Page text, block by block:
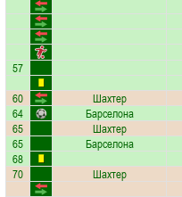
57
60 Шахтер
64 Барселона
65 Шахтер
65 Барселона
68
70 Шахтер